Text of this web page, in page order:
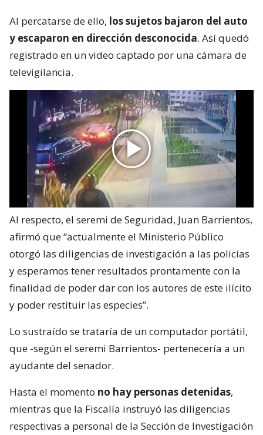
Al percatarse de ello, los sujetos bajaron del auto
y escaparon en dirección desconocida. Así quedó
registrado en un video captado por una cámara de
televigilancia.
Al respecto, el seremi de Seguridad, Juan Barrientos,
afirmó que “actualmente el Ministerio Público
otorgó las diligencias de investigación a las policías
y esperamos tener resultados prontamente con la
finalidad de poder dar con los autores de este ilícito
y poder restituir las especies”.
Lo sustraído se trataría de un computador portátil,
que -según el seremi Barrientos- pertenecería a un
ayudante del senador.
Hasta el momento no hay personas detenidas,
mientras que la Fiscalía instruyó las diligencias
respectivas a personal de la Sección de Investigación